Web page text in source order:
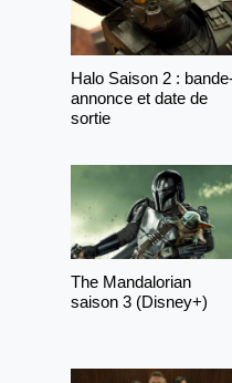
Halo Saison 2 :
annonce et date de
sortie
The Mandalorian
saison 3 (Disney+)